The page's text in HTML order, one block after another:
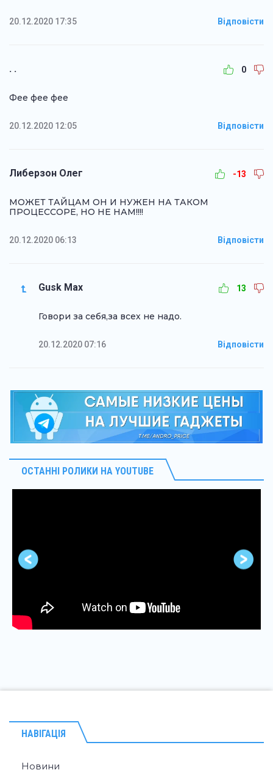
20.12.2020 17:35 Відповісти
. . 0
Фее фее фее
20.12.2020 12:05 Відповісти
Либерзон Олег -13
МОЖЕТ ТАЙЦАМ ОН И НУЖЕН НА ТАКОМ
ПРОЦЕССОРЕ, НО НЕ НАМ!!!!
20.12.2020 06:13 Відповісти
Gusk Max 13
Говори за себя,за всех не надо.
20.12.2020 07:16 Відповісти
ОСТАННІ РОЛИКИ НА YOUTUBE
НАВІГАЦІЯ
Новини